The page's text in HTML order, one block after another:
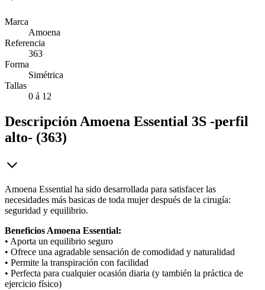
Marca
Amoena
Referencia
363
Forma
Simétrica
Tallas
0 á 12
Descripción Amoena Essential 3S -perfil
alto- (363)
Amoena Essential ha sido desarrollada para satisfacer las
necesidades más basicas de toda mujer después de la cirugía:
seguridad y equilibrio.
Beneficios Amoena Essential:
• Aporta un equilibrio seguro
• Ofrece una agradable sensación de comodidad y naturalidad
• Permite la transpiración con facilidad
• Perfecta para cualquier ocasión diaria (y también la práctica de
ejercicio físico)